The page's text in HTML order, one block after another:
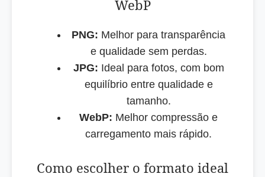
WebP
PNG: Melhor para transparência
e qualidade sem perdas.
JPG: Ideal para fotos, com bom
equilíbrio entre qualidade e
tamanho.
WebP: Melhor compressão e
carregamento mais rápido.
Como escolher o formato ideal